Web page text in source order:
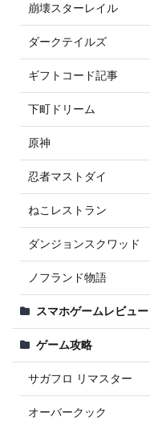
崩壊スターレイル
ダークテイルズ
ギフトコード記事
下町ドリーム
原神
忍者マストダイ
ねこレストラン
ダンジョンスクワッド
ノフランド物語
スマホゲームレビュー
ゲーム攻略
サガフロ リマスター
オーバークック